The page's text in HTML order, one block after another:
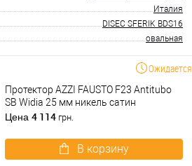
Италия
DISEC SFERIK BDS16
овальная
Ожидается
Протектор AZZI FAUSTO F23 Antitubo
SB Widia 25 мм никель сатин
Цена 4 114 грн.
В корзину